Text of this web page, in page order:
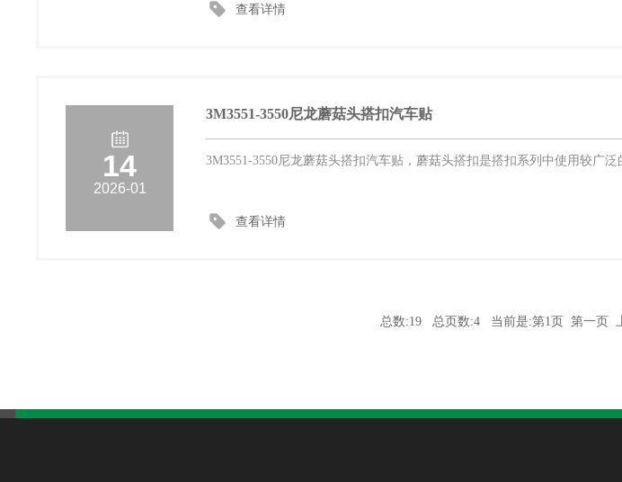
查看详情
14
2026-01
3M3551-3550尼龙蘑菇头搭扣汽车贴
3M3551-3550尼龙蘑菇头搭扣汽车贴，蘑菇头搭扣是搭扣系列中使用较广
查看详情
总数:19 总页数:4 当前是:第1页 第一页